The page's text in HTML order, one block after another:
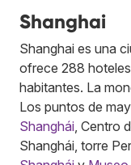
Shanghai
Shanghai es una
ofrece 288
habitantes. La
Los puntos de
Shanghái, Centro
Shanghái, torre